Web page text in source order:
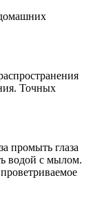
Точных
промыть глаза
водой с мылом.